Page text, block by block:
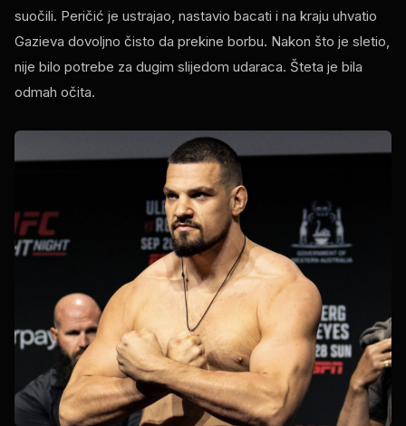
suočili. Peričić je ustrajao, nastavio bacati i na kraju uhvatio
Gazieva dovoljno čisto da prekine borbu. Nakon što je sletio,
nije bilo potrebe za dugim slijedom udaraca. Šteta je bila
odmah očita.